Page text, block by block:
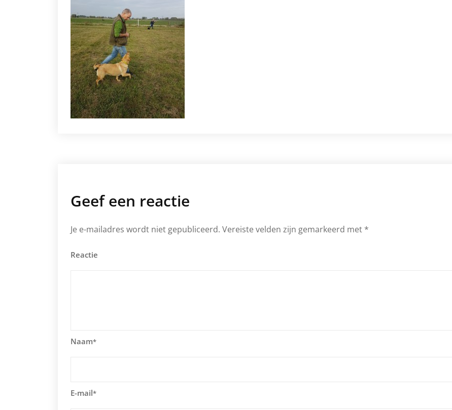
Geef een reactie
Je e-mailadres wordt niet gepubliceerd. Vereiste velden zijn gemarkeerd met *
Reactie
Naam*
E-mail*